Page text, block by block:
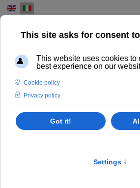
Select your language
KOMORI
CAMPORESE VENDE MACCHINE
KOMORI USATE